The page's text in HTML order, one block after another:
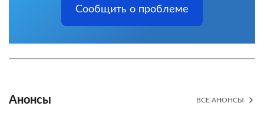
Сообщить о проблеме
Анонсы ВСЕ АНОНСЫ